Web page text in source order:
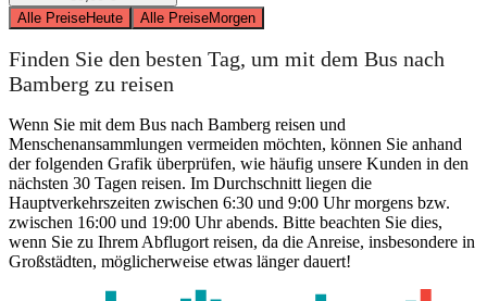
Alle PreiseHeute Alle PreiseMorgen
Finden Sie den besten Tag, um mit dem Bus nach
Bamberg zu reisen
Wenn Sie mit dem Bus nach Bamberg reisen und
Menschenansammlungen vermeiden möchten, können Sie anhand
der folgenden Grafik überprüfen, wie häufig unsere Kunden in den
nächsten 30 Tagen reisen. Im Durchschnitt liegen die
Hauptverkehrszeiten zwischen 6:30 und 9:00 Uhr morgens bzw.
zwischen 16:00 und 19:00 Uhr abends. Bitte beachten Sie dies,
wenn Sie zu Ihrem Abflugort reisen, da die Anreise, insbesondere in
Großstädten, möglicherweise etwas länger dauert!